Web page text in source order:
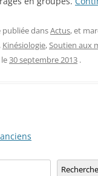
publiée dansActus, et
, Kinésiologie,Soutien aux
le30 septembre 2013 .